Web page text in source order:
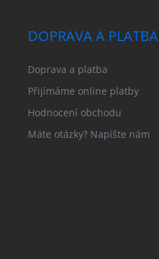
DOPRAVA A PLATBA
Doprava a platba
Přijímáme online platby
Hodnocení obchodu
Máte otázky? Napište nám